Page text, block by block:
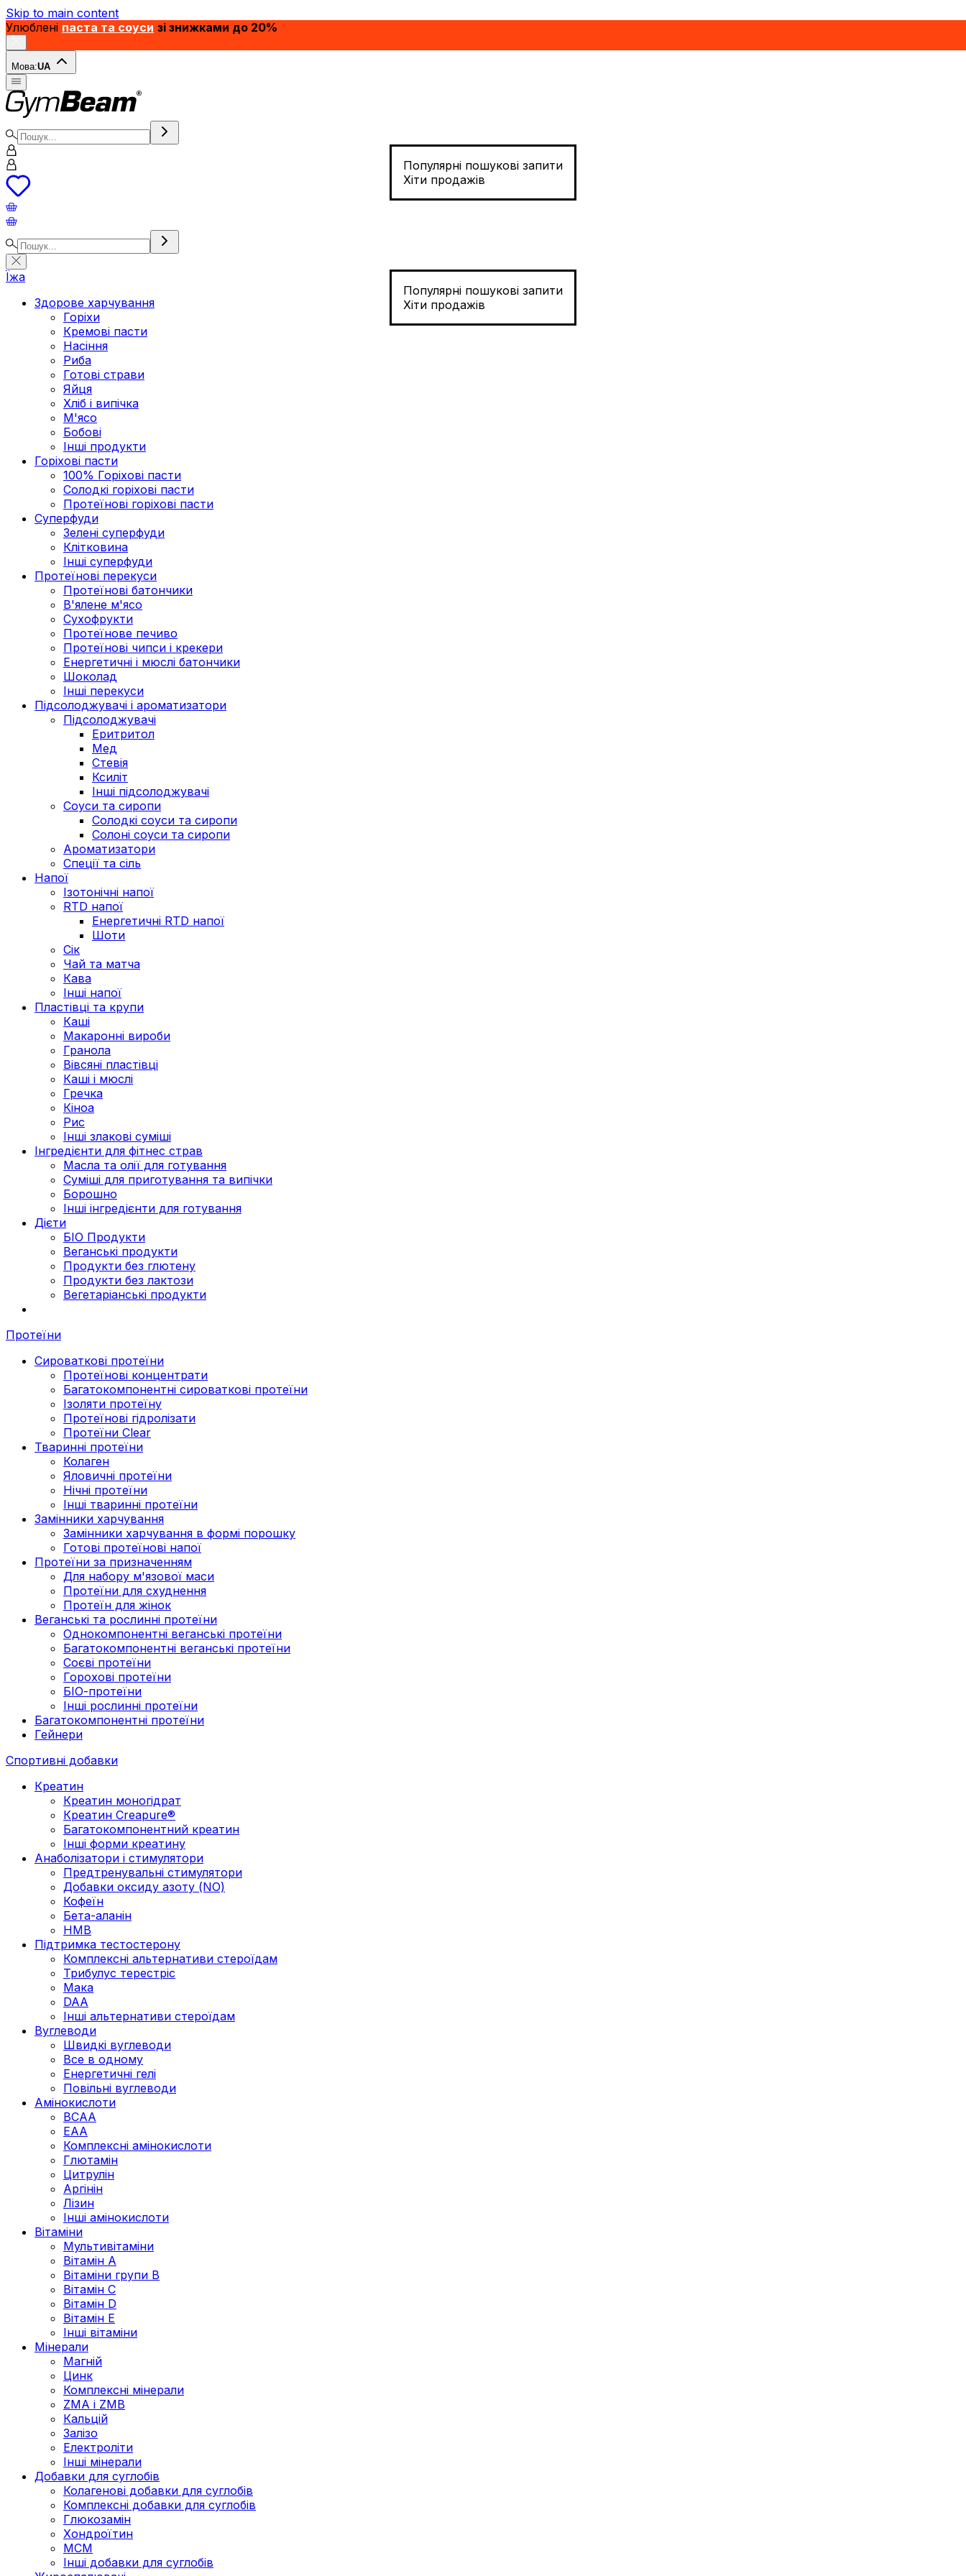
Skip to main content
Улюблені паста та соуси зі знижками до 20%
Мова:UA
Популярні пошукові запити
Хіти продажів
Популярні пошукові запити
Хіти продажів
Їжа
Здорове харчування
Горіхи
Кремові пасти
Насіння
Риба
Готові страви
Яйця
Хліб і випічка
М'ясо
Бобові
Інші продукти
Горіхові пасти
100% Горіхові пасти
Солодкі горіхові пасти
Протеїнові горіхові пасти
Суперфуди
Зелені суперфуди
Клітковина
Інші суперфуди
Протеїнові перекуси
Протеїнові батончики
В'ялене м'ясо
Сухофрукти
Протеїнове печиво
Протеїнові чипси і крекери
Енергетичні і мюслі батончики
Шоколад
Інші перекуси
Підсолоджувачі і ароматизатори
Підсолоджувачі
Еритритол
Мед
Стевія
Ксиліт
Інші підсолоджувачі
Соуси та сиропи
Солодкі соуси та сиропи
Солоні соуси та сиропи
Ароматизатори
Спеції та сіль
Напої
Ізотонічні напої
RTD напої
Енергетичні RTD напої
Шоти
Сік
Чай та матча
Кава
Інші напої
Пластівці та крупи
Каші
Макаронні вироби
Гранола
Вівсяні пластівці
Каші і мюслі
Гречка
Кіноа
Рис
Інші злакові суміші
Інгредієнти для фітнес страв
Масла та олії для готування
Суміші для приготування та випічки
Борошно
Інші інгредієнти для готування
Дієти
БІО Продукти
Веганські продукти
Продукти без глютену
Продукти без лактози
Вегетаріанські продукти
Протеїни
Сироваткові протеїни
Протеїнові концентрати
Багатокомпонентні сироваткові протеїни
Ізоляти протеїну
Протеїнові гідролізати
Протеїни Clear
Тваринні протеїни
Колаген
Яловичні протеїни
Нічні протеїни
Інші тваринні протеїни
Замінники харчування
Замінники харчування в формі порошку
Готові протеїнові напої
Протеїни за призначенням
Для набору м'язової маси
Протеїни для схуднення
Протеїн для жінок
Веганські та рослинні протеїни
Однокомпонентні веганські протеїни
Багатокомпонентні веганські протеїни
Cоєві протеїни
Горохові протеїни
БІО-протеїни
Інші рослинні протеїни
Багатокомпонентні протеїни
Гейнери
Спортивні добавки
Креатин
Креатин моногідрат
Креатин Creapure®
Багатокомпонентний креатин
Інші форми креатину
Анаболізатори і стимулятори
Предтренувальні стимулятори
Добавки оксиду азоту (NO)
Кофеїн
Бета-аланін
HMB
Підтримка тестостерону
Комплексні альтернативи стероїдам
Трибулус терестріс
Мака
DAA
Інші альтернативи стероїдам
Вуглеводи
Швидкі вуглеводи
Все в одному
Енергетичні гелі
Повільні вуглеводи
Амінокислоти
BCAA
EAA
Комплексні амінокислоти
Глютамін
Цитрулін
Аргінін
Лізин
Інші амінокислоти
Вітаміни
Мультивітаміни
Вітамін А
Вітаміни групи В
Вітамін C
Вітамін D
Вітамін Е
Інші вітаміни
Мінерали
Магній
Цинк
Комплексні мінерали
ZMA і ZMB
Кальцій
Залізо
Електроліти
Інші мінерали
Добавки для суглобів
Колагенові добавки для суглобів
Комплексні добавки для суглобів
Глюкозамін
Хондроїтин
МСМ
Інші добавки для суглобів